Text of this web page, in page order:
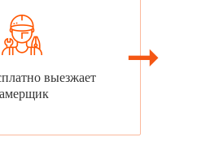
выезжает